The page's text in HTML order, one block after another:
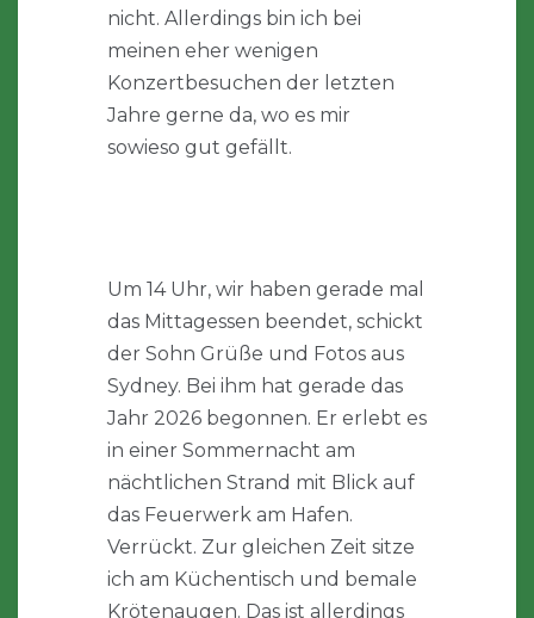
nicht. Allerdings bin ich bei
meinen eher wenigen
Konzertbesuchen der letzten
Jahre gerne da, wo es mir
sowieso gut gefällt.
Um 14 Uhr, wir haben gerade mal
das Mittagessen beendet, schickt
der Sohn Grüße und Fotos aus
Sydney. Bei ihm hat gerade das
Jahr 2026 begonnen. Er erlebt es
in einer Sommernacht am
nächtlichen Strand mit Blick auf
das Feuerwerk am Hafen.
Verrückt. Zur gleichen Zeit sitze
ich am Küchentisch und bemale
Krötenaugen. Das ist allerdings